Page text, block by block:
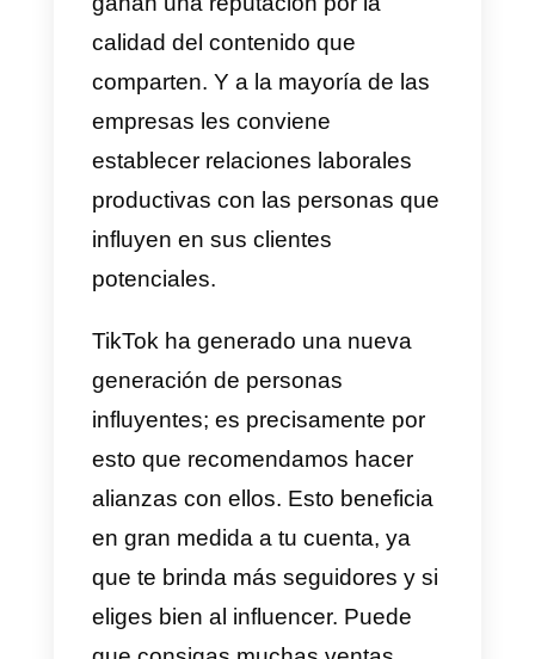
a) Amplificar el alcance de sus
b) Mostrar el contenido a las
personas correctas.
c) Conseguir más seguidores.
2) Sigue las tendencias
actuales de TikTok
Lastendenciasson sumamente
importantes, ya que definen que
contenido se viraliza en TikTok.
Por eta razón, recomendamos